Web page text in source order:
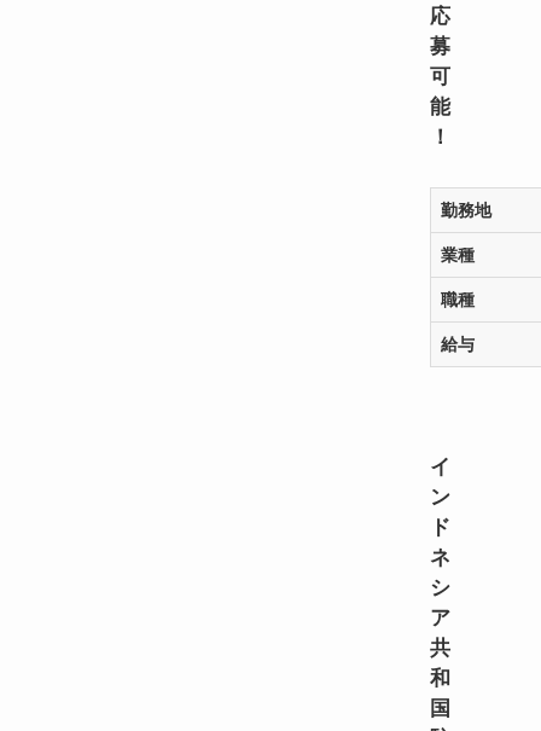
応
募
可
能
！
勤務地
業種
職種
給与
イ
ン
ド
ネ
シ
ア
共
和
国